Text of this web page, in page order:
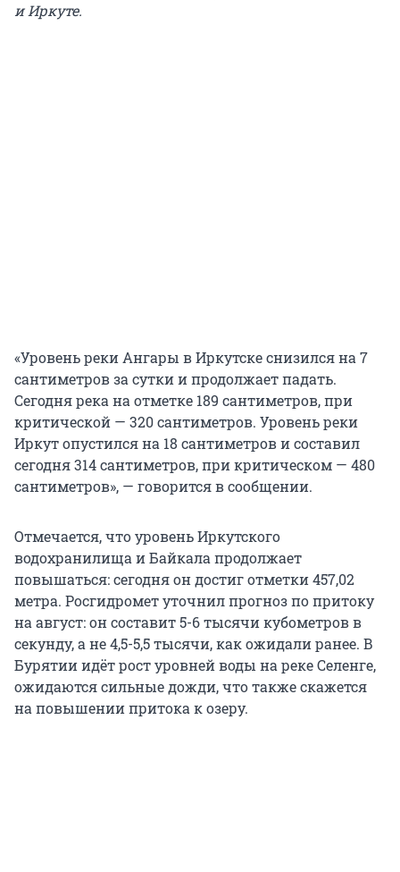
и Иркуте.
«Уровень реки Ангары в Иркутске снизился на 7
сантиметров за сутки и продолжает падать.
Сегодня река на отметке 189 сантиметров, при
критической — 320 сантиметров. Уровень реки
Иркут опустился на 18 сантиметров и составил
сегодня 314 сантиметров, при критическом — 480
сантиметров», — говорится в сообщении.
Отмечается, что уровень Иркутского
водохранилища и Байкала продолжает
повышаться: сегодня он достиг отметки 457,02
метра. Росгидромет уточнил прогноз по притоку
на август: он составит 5-6 тысячи кубометров в
секунду, а не 4,5-5,5 тысячи, как ожидали ранее. В
Бурятии идёт рост уровней воды на реке Селенге,
ожидаются сильные дожди, что также скажется
на повышении притока к озеру.